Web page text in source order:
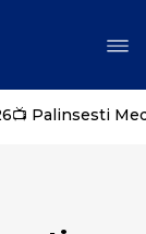
📺 Palinsesti